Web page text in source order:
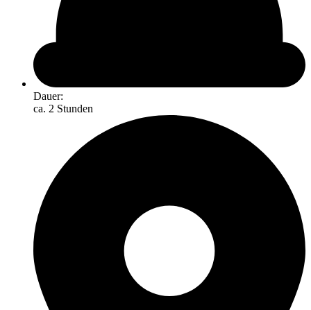
Dauer:
ca. 2 Stunden